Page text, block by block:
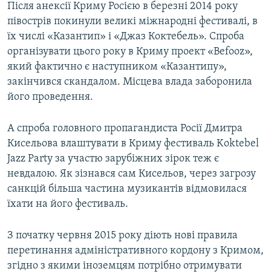
Після анексії Криму Росією в березні 2014 року
півострів покинули великі міжнародні фестивалі, в
їх числі «Казантип» і «Джаз Коктебель». Спроба
організувати цього року в Криму проект «Befooz»,
який фактично є наступником «Казантипу»,
закінчився скандалом. Місцева влада заборонила
його проведення.
А спроба головного пропагандиста Росії Дмитра
Кисельова влаштувати в Криму фестиваль Koktebel
Jazz Party за участю зарубіжних зірок теж є
невдалою. Як зізнався сам Кисельов, через загрозу
санкцій більша частина музикантів відмовилася
їхати на його фестиваль.
З початку червня 2015 року діють нові правила
перетинання адміністративного кордону з Кримом,
згідно з якими іноземцям потрібно отримувати